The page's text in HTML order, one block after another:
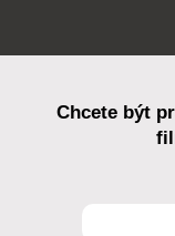
Chcete být